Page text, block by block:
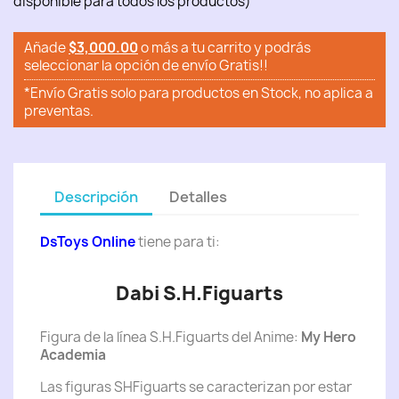
Añade$3,000.00o más a tu carrito y podrás
seleccionar la opción de envío Gratis!!
*Envío Gratis solo para productos en Stock, no aplica a
preventas.
Descripción Detalles
DsToys Onlinetiene para ti:
Dabi S.H.Figuarts
Figura de la línea S.H.Figuarts del Anime: My Hero
Academia
Las figuras SHFiguarts se caracterizan por estar